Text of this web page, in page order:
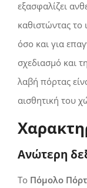
εξασφαλίζει
καθιστώντας το
όσο και για
σχεδιασμό και
λαβή πόρτας
αισθητική του
Ανώτερη
Το Πόμολο